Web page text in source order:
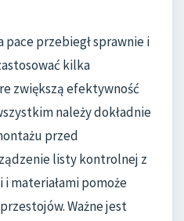
pace przebiegł sprawnie i
kilka
zwiększą efektywność
należy dokładnie
przed
listy kontrolnej z
materiałami pomoże
Ważne jest